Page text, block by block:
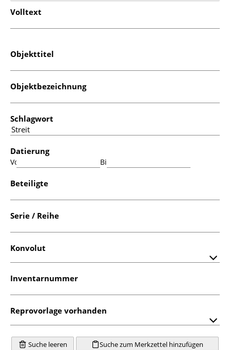
Volltext
Objekttitel
Objektbezeichnung
Schlagwort
Datierung
Von: Bis:
Beteiligte
Serie / Reihe
Konvolut
Inventarnummer
Reprovorlage vorhanden
Suche leeren Suche zum Merkzettel hinzufügen